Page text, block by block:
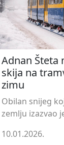
Adnan Šteta
skija na
zimu
Obilan snijeg
zemlju izazvao
10.01.2026.